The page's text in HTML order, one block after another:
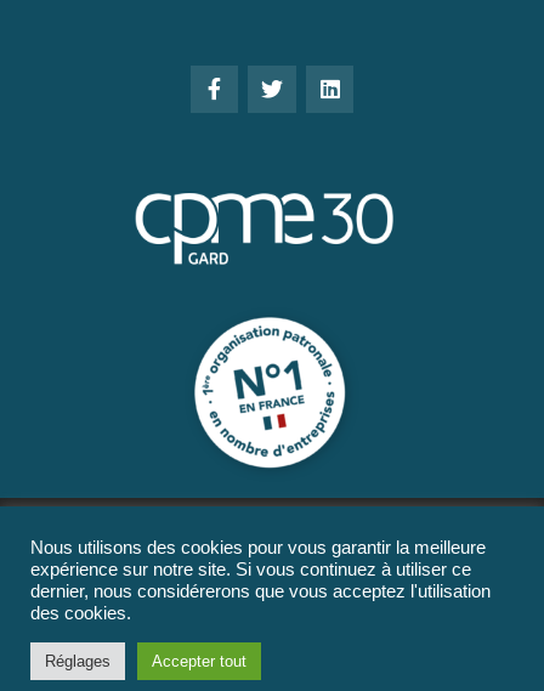
Nous utilisons des cookies pour vous garantir la meilleure
expérience sur notre site. Si vous continuez à utiliser ce
dernier, nous considérerons que vous acceptez l'utilisation
des cookies.
Réglages Accepter tout